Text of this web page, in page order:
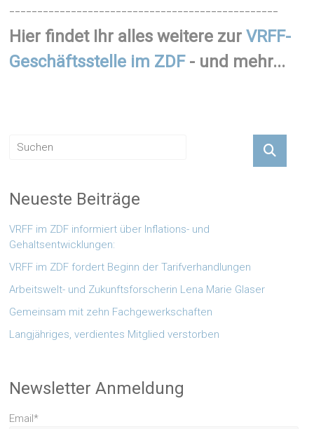
------------------------------------------------
Hier findet Ihr alles weitere zurVRFF-
Geschäftsstelle im ZDF- und mehr...
Neueste Beiträge
VRFF im ZDF informiert über Inflations- und
Gehaltsentwicklungen:
VRFF im ZDF fordert Beginn der Tarifverhandlungen
Arbeitswelt- und Zukunftsforscherin Lena Marie Glaser
Gemeinsam mit zehn Fachgewerkschaften
Langjähriges, verdientes Mitglied verstorben
Newsletter Anmeldung
Email*